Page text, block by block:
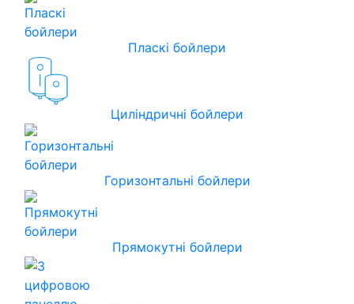
Пласкі бойлери
Циліндричні бойлери
Горизонтальні бойлери
Прямокутні бойлери